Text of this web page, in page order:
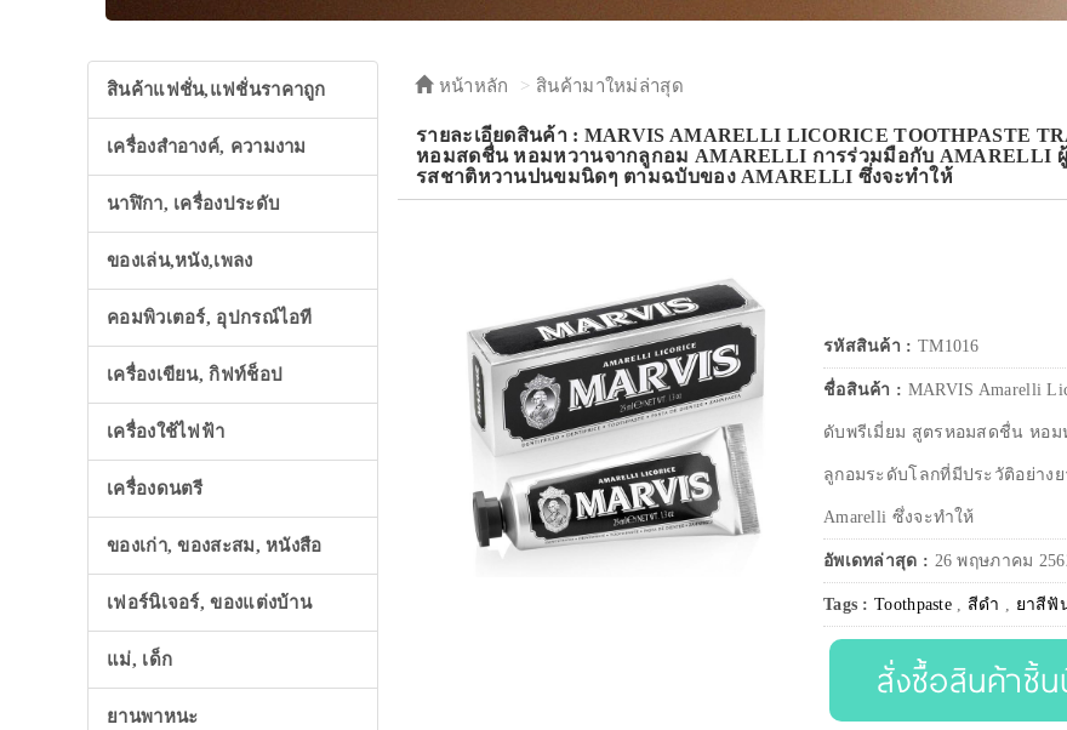
สินค้าแฟชั่น,แฟชั่นราคาถูก
เครื่องสำอางค์, ความงาม
นาฬิกา, เครื่องประดับ
ของเล่น,หนัง,เพลง
คอมพิวเตอร์, อุปกรณ์ไอที
เครื่องเขียน, กิฟท์ช็อป
เครื่องใช้ไฟฟ้า
เครื่องดนตรี
ของเก่า, ของสะสม, หนังสือ
เฟอร์นิเจอร์, ของแต่งบ้าน
แม่, เด็ก
ยานพาหนะ
หน้าหลัก สินค้ามาใหม่ล่าสุด
รายละเอียดสินค้า : MARVIS AMARELLI LICORICE TOOTHPASTE
หอมสดชื่น หอมหวานจากลูกอม AMARELLI การร่วมมือกับ AMARELLI
รสชาติหวานปนขมนิดๆ ตามฉบับของ AMARELLI ซึ่งจะทำให้
รหัสสินค้า : TM1016
ชื่อสินค้า : MARVIS Amarelli
ดับพรีเมี่ยม สูตรหอมสดชื่น หอม
ลูกอมระดับโลกที่มีประวัติอย่า
Amarelli ซึ่งจะทำให้
อัพเดทล่าสุด : 26 พฤษภาคม
Tags :Toothpaste , สีดำ , ยาสีฟั
สั่งซื้อสินค้าชิ้